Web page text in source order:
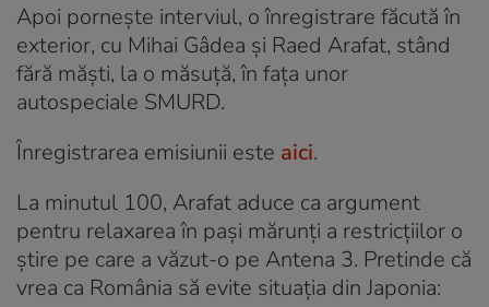
Apoi pornește interviul, o înregistrare făcută în
exterior, cu Mihai Gâdea și Raed Arafat, stând
fără măști, la o măsuță, în fața unor
autospeciale SMURD.
Înregistrarea emisiunii este aici.
La minutul 100, Arafat aduce ca argument
pentru relaxarea în pași mărunți a restricțiilor o
știre pe care a văzut-o pe Antena 3. Pretinde că
vrea ca România să evite situația din Japonia: